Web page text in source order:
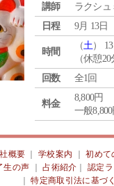
講師
ラクシュ
日程
9月 13日
時間
（土）
（休憩
回数
全1回
料金
8,800円
一般
概要 ｜学校案内 ｜初めて
生の声 ｜占術紹介 ｜認定
｜特定商取引法に基づ